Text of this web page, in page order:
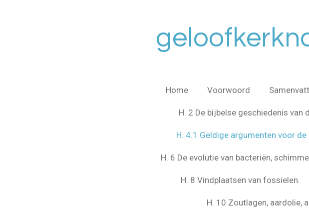
Home Voorwoord
H. 2 De bijbelse geschiedenis van
H. 4.1 Geldige argumenten voor
H. 6 De evolutie van bacteriën,
H. 8 Vindplaatsen van fossielen.
H. 10 Zoutlagen, aardolie,